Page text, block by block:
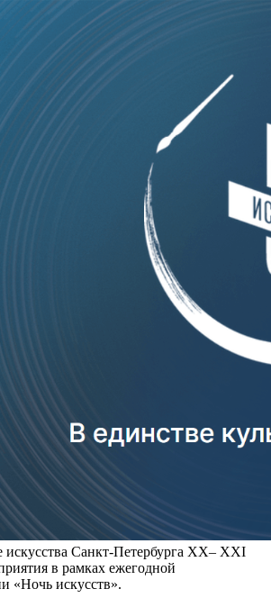
искусства Санкт-Петербурга ХХ– XXI
в рамках ежегодной
«Ночь искусств».